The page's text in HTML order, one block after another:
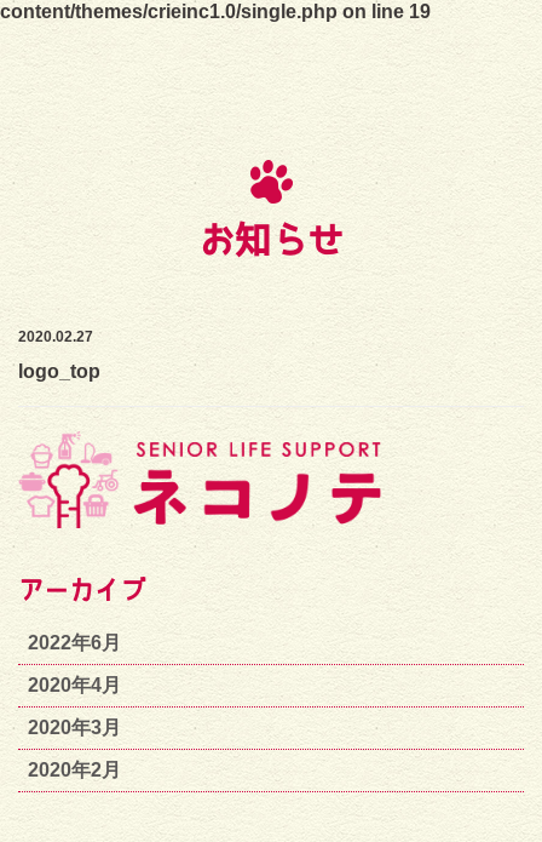
content/themes/crieinc1.0/single.php on line 19
お知らせ
2020.02.27
logo_top
アーカイブ
2022年6月
2020年4月
2020年3月
2020年2月